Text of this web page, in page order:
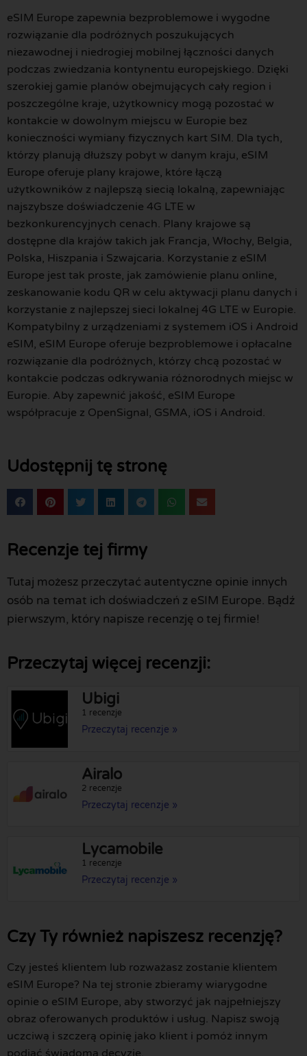
eSIM Europe zapewnia bezproblemowe i wygodne
rozwiązanie dla podróżnych poszukujących
niezawodnej i niedrogiej mobilnej łączności danych
podczas zwiedzania kontynentu europejskiego. Dzięki
szerokiej gamie planów obejmujących cały region i
poszczególne kraje, użytkownicy mogą pozostać w
kontakcie w dowolnym miejscu w Europie bez
konieczności wymiany fizycznych kart SIM. Dla tych,
którzy planują dłuższy pobyt w danym kraju, eSIM
Europe oferuje plany krajowe, które łączą
użytkowników z najlepszą siecią lokalną, zapewniając
najszybsze doświadczenie 4G LTE w
bezkonkurencyjnych cenach. Plany krajowe są
dostępne dla krajów takich jak Francja, Włochy, Belgia,
Polska, Hiszpania i Szwajcaria. Korzystanie z eSIM
Europe jest tak proste, jak zamówienie planu online,
zeskanowanie kodu QR w celu aktywacji planu danych i
korzystanie z najlepszej sieci lokalnej 4G LTE w Europie.
Kompatybilny z urządzeniami z systemem iOS i Android
eSIM, eSIM Europe oferuje bezproblemowe i opłacalne
rozwiązanie dla podróżnych, którzy chcą pozostać w
kontakcie podczas odkrywania różnorodnych miejsc w
Europie. Aby zapewnić jakość, eSIM Europe
współpracuje z OpenSignal, GSMA, iOS i Android.
Udostępnij tę stronę
Recenzje tej firmy
Tutaj możesz przeczytać autentyczne opinie innych
osób na temat ich doświadczeń z eSIM Europe. Bądź
pierwszym, który napisze recenzję o tej firmie!
Przeczytaj więcej recenzji:
Ubigi
1 recenzje
Przeczytaj recenzje »
Airalo
2 recenzje
Przeczytaj recenzje »
Lycamobile
1 recenzje
Przeczytaj recenzje »
Czy Ty również napiszesz recenzję?
Czy jesteś klientem lub rozważasz zostanie klientem
eSIM Europe? Na tej stronie zbieramy wiarygodne
opinie o eSIM Europe, aby stworzyć jak najpełniejszy
obraz oferowanych produktów i usług. Napisz swoją
uczciwą i szczerą opinię jako klient i pomóż innym
podjąć świadomą decyzję.